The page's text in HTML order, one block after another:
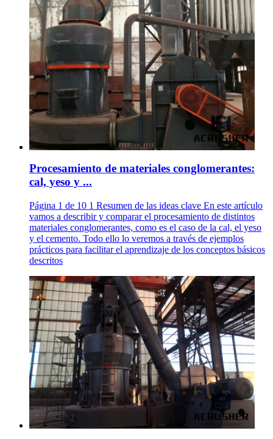
Procesamiento de materiales conglomerantes:
cal, yeso y ...
Página 1 de 10 1 Resumen de las ideas clave En este artículo
vamos a describir y comparar el procesamiento de distintos
materiales conglomerantes, como es el caso de la cal, el yeso
y el cemento. Todo ello lo veremos a través de ejemplos
prácticos para facilitar el aprendizaje de los conceptos básicos
descritos